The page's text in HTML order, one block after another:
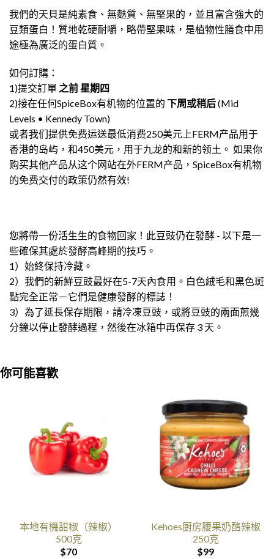
我們的天貝是純素食、無麩質、無堅果的，並且富含強大的
豆類蛋白！質地乾硬耐嚼，略帶堅果味，是植物性膳食中用
途極為廣泛的蛋白質。
如何訂購：
1)提交訂單 之前星期四
2)接在任何SpiceBox有机物的位置的 下周或稍后(Mid
Levels • Kennedy Town)
或者我们提供免费运送最低消费250美元上FERM产品用于
香港的岛屿，和450美元，用于九龙的和新的领土。 如果你
购买其他产品从这个网站在外FERM产品，SpiceBox有机物
的免费交付的政策仍然有效!
您將帶一份活生生的食物回家！此豆豉仍在發酵 - 以下是一
些確保其處於發酵高峰期的技巧。
1）始終保持冷藏。
2）我們的新鮮豆豉最好在5-7天內食用。白色絨毛和黑色斑
點完全正常－它們是健康發酵的標誌！
3）為了延長保存期限，請冷凍豆豉，或將豆豉的兩面煎幾
分鐘以停止發酵過程，然後在冰箱中再保存 3 天。
你可能喜歡
本地有機甜椒（辣椒）
500克
$70
Kehoes厨房腰果奶酪辣椒
250克
$99